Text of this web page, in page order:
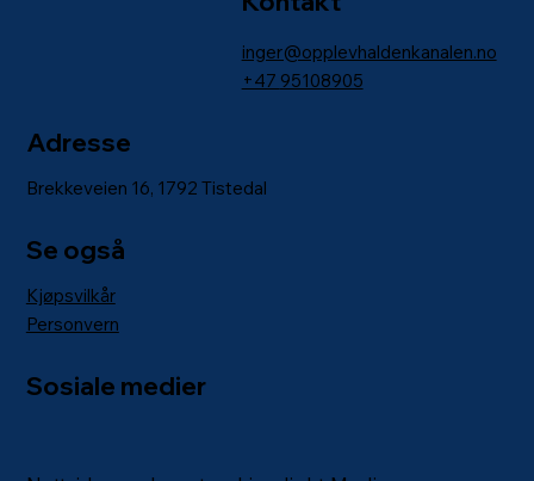
inger@opplevhaldenkanalen.no
+47 95108905
Adresse
Brekkeveien 16, 1792 Tistedal
Sosiale medier
Se også
Kjøpsvilkår
Personvern